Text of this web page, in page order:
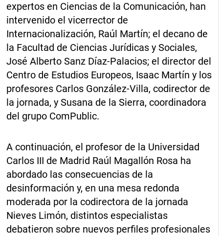
expertos en Ciencias de la Comunicación, han
intervenido el vicerrector de
Internacionalización, Raúl Martín; el decano de
la Facultad de Ciencias Jurídicas y Sociales,
José Alberto Sanz Díaz-Palacios; el director del
Centro de Estudios Europeos, Isaac Martín y los
profesores Carlos González-Villa, codirector de
la jornada, y Susana de la Sierra, coordinadora
del grupo ComPublic.
A continuación, el profesor de la Universidad
Carlos III de Madrid Raúl Magallón Rosa ha
abordado las consecuencias de la
desinformación y, en una mesa redonda
moderada por la codirectora de la jornada
Nieves Limón, distintos especialistas
debatieron sobre nuevos perfiles profesionales